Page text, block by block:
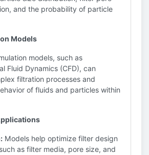
and the probability of particle
Models
models, such as
Fluid Dynamics (CFD), can
filtration processes and
of fluids and particles within
Models help optimize filter design
as filter media, pore size, and